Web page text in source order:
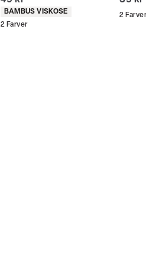
Produkt egenskaber
BAMBUS VISKOSE
2 Farver
2